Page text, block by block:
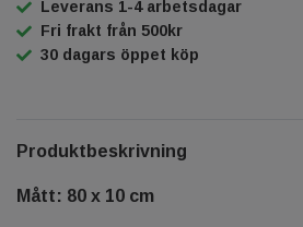
Leverans 1-4 arbetsdagar
Fri frakt från 500kr
30 dagars öppet köp
Produktbeskrivning
Mått: 80 x 10 cm